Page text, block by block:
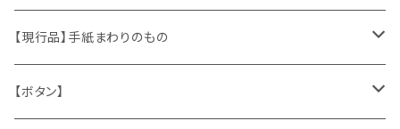
くま、テディベア
うさぎ
ヴィンテージファブリック
ハンドメイド製品
ポストカード、カレンダー
マッチラベル、食品ラベル
伝票、タグ、シール
袋、ラッピングペーパー
【現行品】手紙まわりのもの
封筒、ポストカード
【ボタン】